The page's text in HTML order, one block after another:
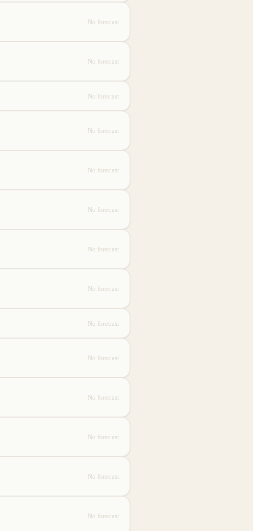
No forecast
No forecast
No forecast
No forecast
No forecast
No forecast
No forecast
No forecast
No forecast
No forecast
No forecast
No forecast
No forecast
No forecast